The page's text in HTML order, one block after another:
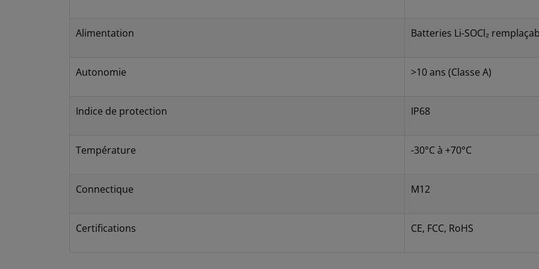
Alimentation Batteries Li-SOCl₂
Autonomie >10 ans (Classe A)
Indice de protection IP68
Température -30°C à +70°C
Connectique M12
Certifications CE, FCC, RoHS